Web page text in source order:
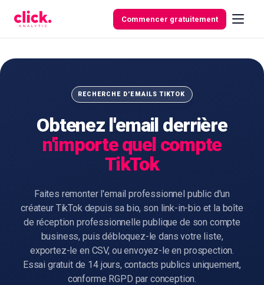
Commencer gratuitement
Fonctionnalités
Outils
gratuits
RECHERCHE D'EMAILS TIKTOK
Obtenez l'email derrière
n'importe quel compte
TikTok
Faites remonter l'email professionnel public d'un
créateur TikTok depuis sa bio, son link-in-bio et la boîte
de réception professionnelle publique de son compte
business, puis débloquez-le dans votre liste,
exportez-le en CSV, ou envoyez-le en prospection.
Essai gratuit de 14 jours, contacts publics uniquement,
conforme RGPD par conception.